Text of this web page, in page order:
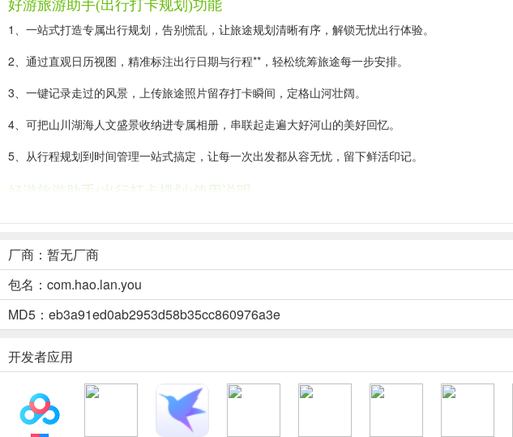
好游旅游助手(出行打卡规划)功能
1、一站式打造专属出行规划，告别慌乱，让旅途规划清晰有序，解锁无忧出行体验。
2、通过直观日历视图，精准标注出行日期与行程**，轻松统筹旅途每一步安排。
3、一键记录走过的风景，上传旅途照片留存打卡瞬间，定格山河壮阔。
4、可把山川湖海人文盛景收纳进专属相册，串联起走遍大好河山的美好回忆。
5、从行程规划到时间管理一站式搞定，让每一次出发都从容无忧，留下鲜活印记。
好游旅游助手(出行打卡规划)使用说明
2. 通过直观日历视图，清晰排布出行日程，精准标注出行日期与行程**。
3. 可从行程规划到时间管理一站式搞定，轻松统筹旅途每一步安排。
4. 能一键记录走过的风景，上传旅途照片留存打卡瞬间。
问：好游旅游助手如何进行出行日程安排？
厂商：暂无厂商
包名：com.hao.lan.you
MD5：eb3a91ed0ab2953d58b35cc860976a3e
开发者应用